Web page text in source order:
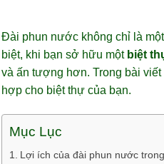
Đài phun nước không chỉ là
biệt, khi bạn sở hữu một biệt
và ấn tượng hơn. Trong bài
hợp cho biệt thự của bạn.
Mục Lục
Lợi ích của đài phun nước